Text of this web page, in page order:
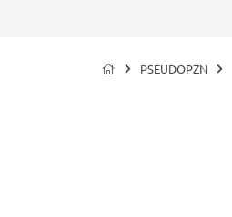
PSEUDOPZN